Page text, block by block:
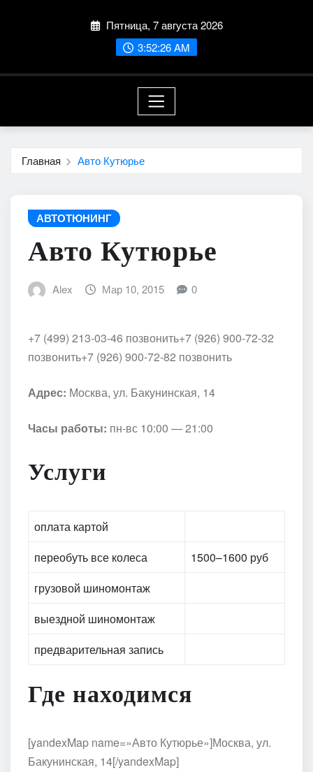
Пятница, 7 августа 2026
3:52:27 AM
Главная Авто Кутюрье
АВТОТЮНИНГ
Авто Кутюрье
Alex Мар 10, 2015 0
+7 (499) 213-03-46 позвонить+7 (926) 900-72-32
позвонить+7 (926) 900-72-82 позвонить
Адрес: Москва, ул. Бакунинская, 14
Часы работы: пн-вс 10:00 — 21:00
Услуги
оплата картой
переобуть все колеса
1500–1600 руб
грузовой шиномонтаж
выездной шиномонтаж
предварительная запись
Где находимся
[yandexMap name=»Авто Кутюрье»]Москва, ул.
Бакунинская, 14[/yandexMap]